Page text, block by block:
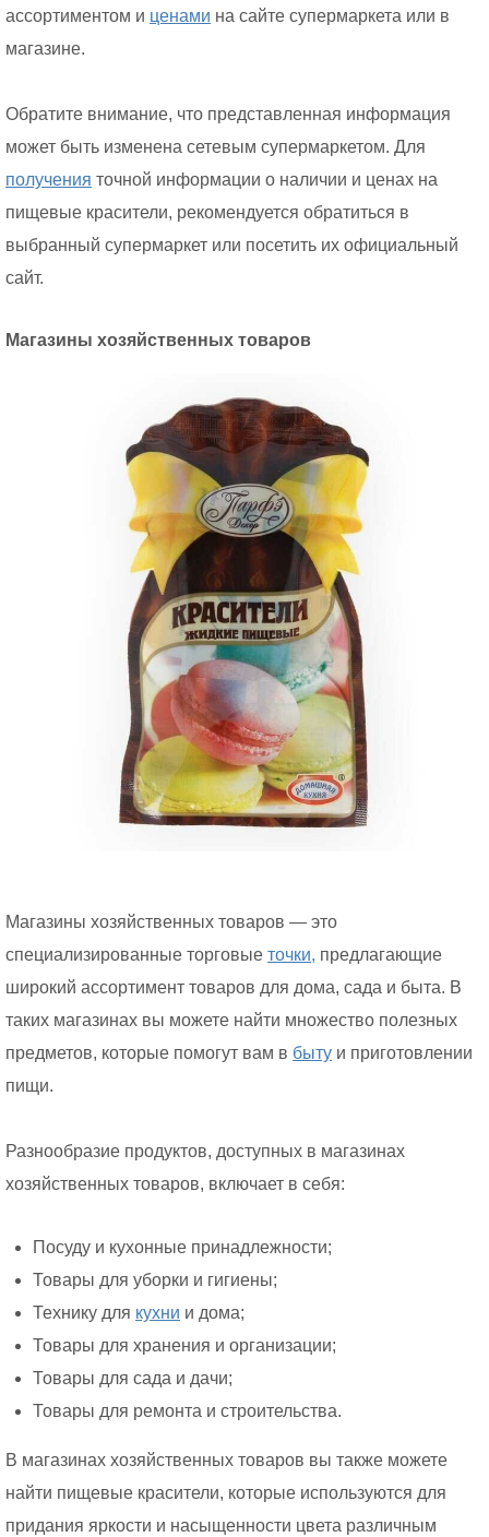
ассортиментом и ценами на сайте супермаркета или в
магазине.
Обратите внимание, что представленная информация
может быть изменена сетевым супермаркетом. Для
получения точной информации о наличии и ценах на
пищевые красители, рекомендуется обратиться в
выбранный супермаркет или посетить их официальный
сайт.
Магазины хозяйственных товаров
Магазины хозяйственных товаров — это
специализированные торговые точки, предлагающие
широкий ассортимент товаров для дома, сада и быта. В
таких магазинах вы можете найти множество полезных
предметов, которые помогут вам в быту и приготовлении
пищи.
Разнообразие продуктов, доступных в магазинах
хозяйственных товаров, включает в себя:
Посуду и кухонные принадлежности;
Товары для уборки и гигиены;
Технику для кухни и дома;
Товары для хранения и организации;
Товары для сада и дачи;
Товары для ремонта и строительства.
В магазинах хозяйственных товаров вы также можете
найти пищевые красители, которые используются для
придания яркости и насыщенности цвета различным